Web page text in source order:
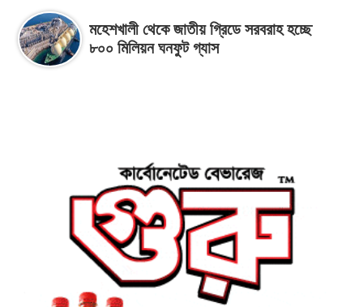
মহেশখালী থেকে জাতীয় গ্রিডে সরবরাহ হচ্ছে
৮০০ মিলিয়ন ঘনফুট গ্যাস